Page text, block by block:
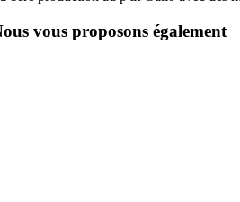
vous proposons également